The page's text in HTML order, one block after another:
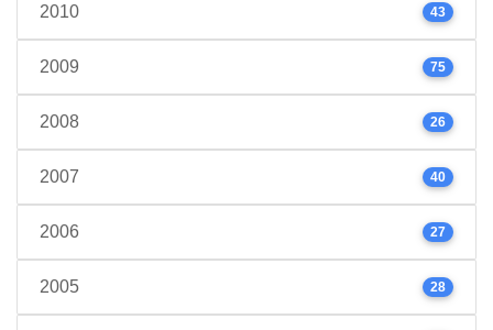
2010 43
2009 75
2008 26
2007 40
2006 27
2005 28